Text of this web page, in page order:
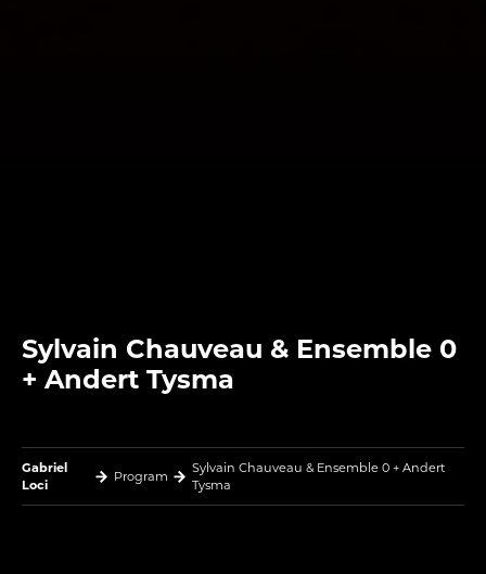
Sylvain Chauveau & Ensemble 0
+ Andert Tysma
Gabriel
Loci
Program
Sylvain Chauveau & Ensemble 0 + Andert
Tysma